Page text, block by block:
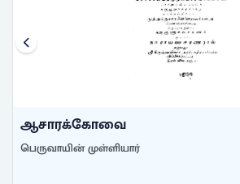
ஆசாரக்கோவை
பெருவாயின் முள்ளியார்